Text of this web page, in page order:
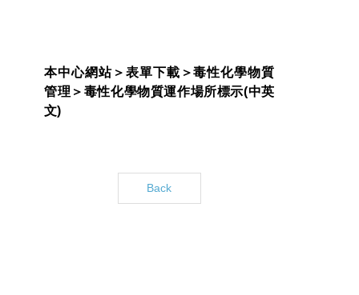
本中心網站＞表單下載＞毒性化學物質
管理＞毒性化學物質運作場所標示(中英
文)
Back